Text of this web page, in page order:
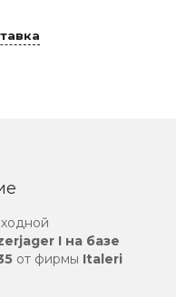
I на базе
от фирмы Italeri